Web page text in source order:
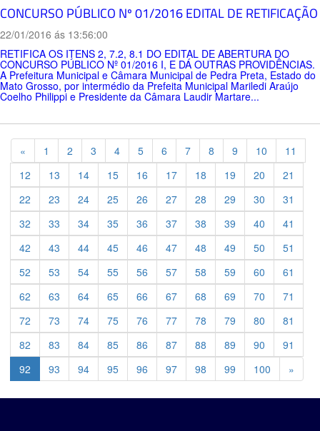
CONCURSO PÚBLICO Nº 01/2016 EDITAL DE RETIFICAÇÃO
22/01/2016 ás 13:56:00
RETIFICA OS ITENS 2, 7.2, 8.1 DO EDITAL DE ABERTURA DO
CONCURSO PÚBLICO Nº 01/2016 I, E DÁ OUTRAS PROVIDÊNCIAS.
A Prefeitura Municipal e Câmara Municipal de Pedra Preta, Estado do
Mato Grosso, por intermédio da Prefeita Municipal Mariledi Araújo
Coelho Philippi e Presidente da Câmara Laudir Martare...
« Previous
1 2 3 4 5 6 7 8 9 10
11
12
13 14 15 16 17 18 19 20
21
22
23 24 25 26 27 28 29 30
31
32
33 34 35 36 37 38 39 40
41
42
43 44 45 46 47 48 49 50
51
52
53 54 55 56 57 58 59 60
61
62
63 64 65 66 67 68 69 70
71
72
73 74 75 76 77 78 79 80
81
82
83 84 85 86 87 88 89 90
91
92
93 94 95 96 97 98 99 100 »